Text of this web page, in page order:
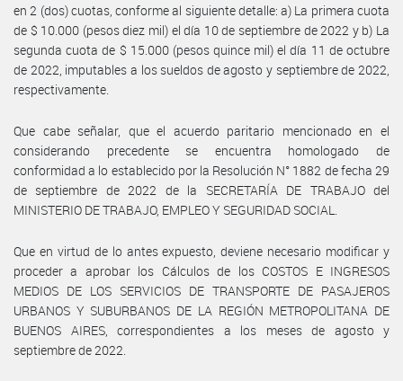
en 2 (dos) cuotas, conforme al siguiente detalle: a) La primera cuota
de $ 10.000 (pesos diez mil) el día 10 de septiembre de 2022 y b) La
segunda cuota de $ 15.000 (pesos quince mil) el día 11 de octubre
de 2022, imputables a los sueldos de agosto y septiembre de 2022,
respectivamente.
Que cabe señalar, que el acuerdo paritario mencionado en el
considerando precedente se encuentra homologado de
conformidad a lo establecido por la Resolución N° 1882 de fecha 29
de septiembre de 2022 de la SECRETARÍA DE TRABAJO del
MINISTERIO DE TRABAJO, EMPLEO Y SEGURIDAD SOCIAL.
Que en virtud de lo antes expuesto, deviene necesario modificar y
proceder a aprobar los Cálculos de los COSTOS E INGRESOS
MEDIOS DE LOS SERVICIOS DE TRANSPORTE DE PASAJEROS
URBANOS Y SUBURBANOS DE LA REGIÓN METROPOLITANA DE
BUENOS AIRES, correspondientes a los meses de agosto y
septiembre de 2022.